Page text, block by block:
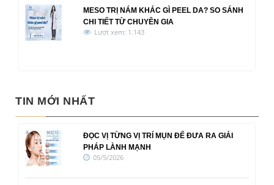
MESO TRỊ NÁM KHÁC GÌ PEEL DA? SO SÁNH
CHI TIẾT TỪ CHUYÊN GIA
Lượt xem: 1.143
TIN MỚI NHẤT
ĐỌC VỊ TỪNG VỊ TRÍ MỤN ĐỂ ĐƯA RA GIẢI
PHÁP LÀNH MẠNH
05/5/2026